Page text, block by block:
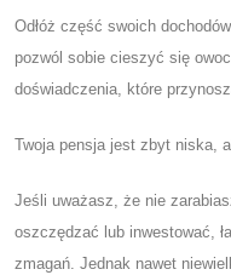
Odłóż część swoich
pozwól sobie cieszyć się
doświadczenia, które
Twoja pensja jest zbyt niska,
Jeśli uważasz, że nie
oszczędzać lub inwestować,
zmagań. Jednak nawet